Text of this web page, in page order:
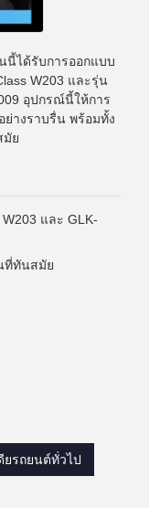
นี้ได้รับการออกแบบ
W203 และรุ่น
อุปกรณ์นี้ให้การ
างราบรื่น พร้อมทั้ง
มัย
และ GLK-
ที่ทันสมัย
ยรถยนต์ทั่วไป